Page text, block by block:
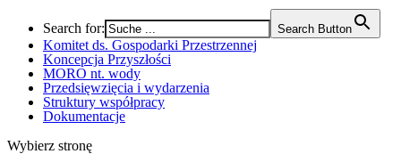
Search for: Search Button
Komitet ds. Gospodarki Przestrzennej
Koncepcja Przyszłości
MORO nt. wody
Przedsięwzięcia i wydarzenia
Struktury współpracy
Dokumentacje
Wybierz stronę